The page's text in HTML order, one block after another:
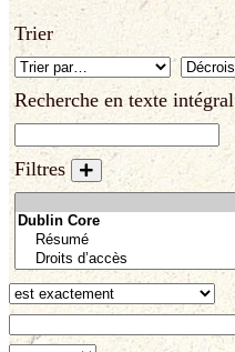
Trier
Recherche en texte intégral
Filtres